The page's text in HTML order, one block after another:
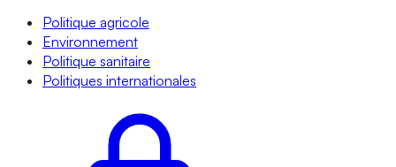
Politique agricole
Environnement
Politique sanitaire
Politiques internationales